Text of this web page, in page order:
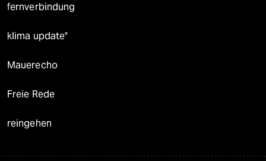
fernverbindung
klima update°
Mauerecho
Freie Rede
reingehen